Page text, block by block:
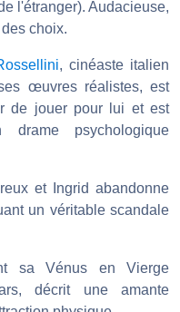
l'étranger). Audacieuse,
choix.
, cinéaste italien
œuvres réalistes, est
de jouer pour lui et est
psychologique
et Ingrid abandonne
un véritable scandale
sa Vénus en Vierge
décrit une amante